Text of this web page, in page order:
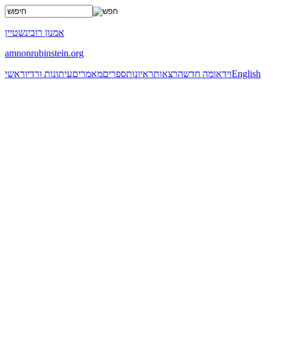
אמנון רובינשטיין
amnonrubinstein.org
x
ראשיעיתונות ורדיומאמריםספריםראיונותהרצאותמה חדשוידאוEnglish